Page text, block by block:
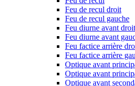
Feu de recul droit
Feu de recul gauche
Feu diurne avant droit
Feu diurne avant
Feu factice arrière
Feu factice arrière
Optique avant
Optique avant
Optique avant